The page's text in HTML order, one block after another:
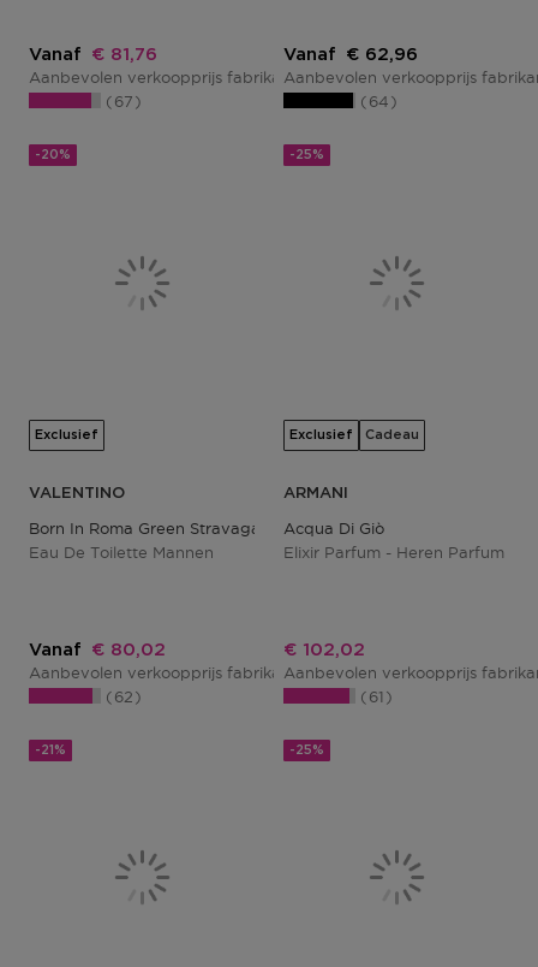
Vanaf Kortingsprijs
€ 81,76
Aanbevolen verkoopprijs fabrikant€ 109,02
67
Vanaf Kortingsprijs
€ 62,96
Aanbevolen verkoopprijs
64
-20%
Exclusief
VALENTINO
Born In Roma Green Stravaganza Uomo
Eau De Toilette Mannen
Vanaf Kortingsprijs
€ 80,02
Aanbevolen verkoopprijs fabrikant€ 100,02
62
-25%
Exclusief Cadeau
ARMANI
Acqua Di Giò
Elixir Parfum - Heren Parfum
Kortingsprijs
€ 102,02
Aanbevolen verkoopprijs
61
-21% -25%